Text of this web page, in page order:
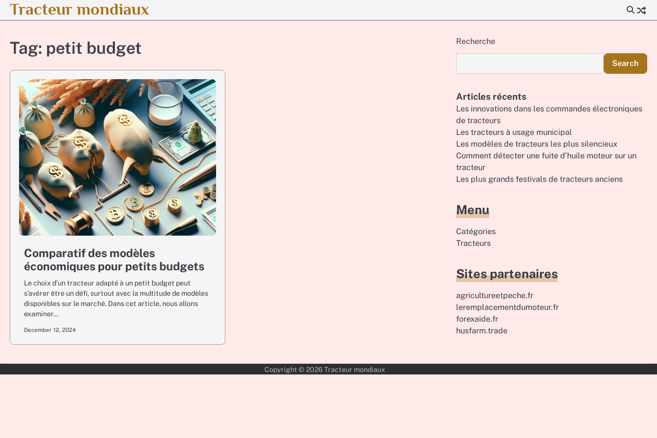
SkipTracteur mondiaux
Tag: petit budget
Comparatif des modèles
économiques pour petits budgets
Le choix d’un tracteur adapté à un petit budget peut
s’avérer être un défi, surtout avec la multitude de modèles
disponibles sur le marché. Dans cet article, nous allons
examiner…
December 12, 2024
Recherche
Search
Articles récents
Les innovations dans les commandes électroniques
de tracteurs
Les tracteurs à usage municipal
Les modèles de tracteurs les plus silencieux
Comment détecter une fuite d’huile moteur sur un
tracteur
Les plus grands festivals de tracteurs anciens
Menu
Catégories
Tracteurs
Sites partenaires
agricultureetpeche.fr
leremplacementdumoteur.fr
forexaide.fr
husfarm.trade
Copyright © 2026 Tracteur mondiaux